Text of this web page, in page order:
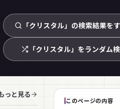
「クリスタル」の検索結果を
「クリスタル」をランダム
っと見る
このページの内容